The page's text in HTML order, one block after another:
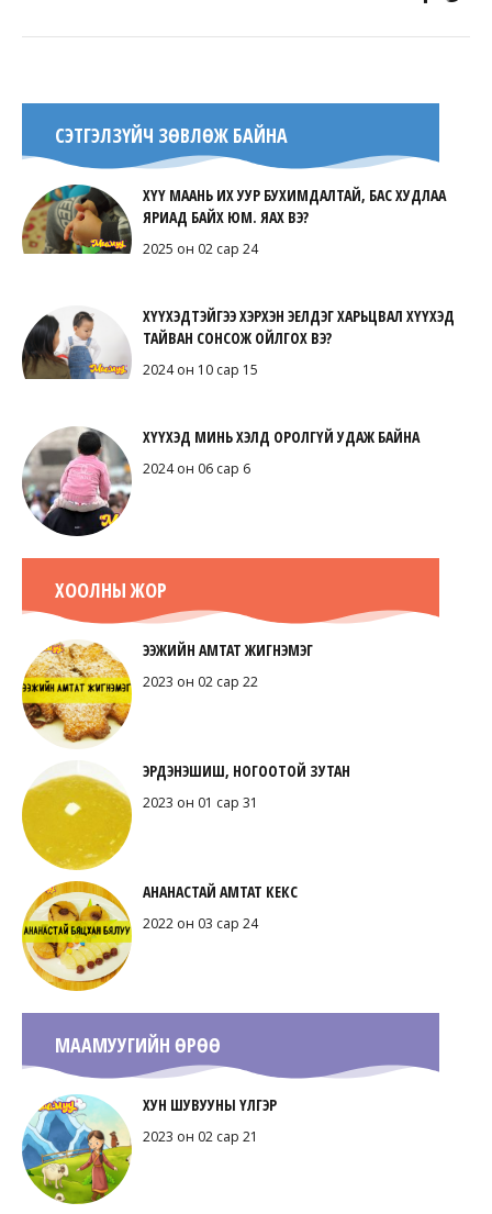
СЭТГЭЛЗҮЙЧ ЗӨВЛӨЖ БАЙНА
ХҮҮ МААНЬ ИХ УУР БУХИМДАЛТАЙ, БАС ХУДЛАА
ЯРИАД БАЙХ ЮМ. ЯАХ ВЭ?
2025 он 02 сар 24
ХҮҮХЭДТЭЙГЭЭ ХЭРХЭН ЭЕЛДЭГ ХАРЬЦВАЛ ХҮҮХЭД
ТАЙВАН СОНСОЖ ОЙЛГОХ ВЭ?
2024 он 10 сар 15
ХҮҮХЭД МИНЬ ХЭЛД ОРОЛГҮЙ УДАЖ БАЙНА
2024 он 06 сар 6
ХООЛНЫ ЖОР
ЭЭЖИЙН АМТАТ ЖИГНЭМЭГ
2023 он 02 сар 22
ЭРДЭНЭШИШ, НОГООТОЙ ЗУТАН
2023 он 01 сар 31
АНАНАСТАЙ АМТАТ КЕКС
2022 он 03 сар 24
МААМУУГИЙН ӨРӨӨ
ХУН ШУВУУНЫ ҮЛГЭР
2023 он 02 сар 21